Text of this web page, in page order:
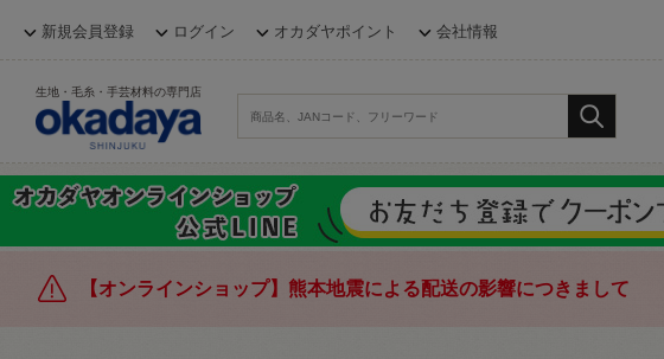
新規会員登録 ログイン オカダヤポイント 会社情報
生地・毛糸・手芸材料の専門店
【オンラインショップ】熊本地震による配送の影響につきまして